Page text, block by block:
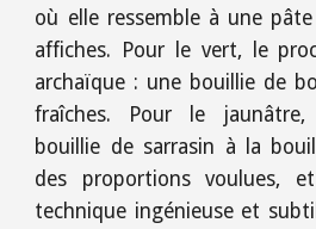
où elle ressemble à une
affiches. Pour le vert, le
archaïque : une bouillie de
fraîches. Pour le
bouillie de sarrasin à la
des proportions voulues,
technique ingénieuse et